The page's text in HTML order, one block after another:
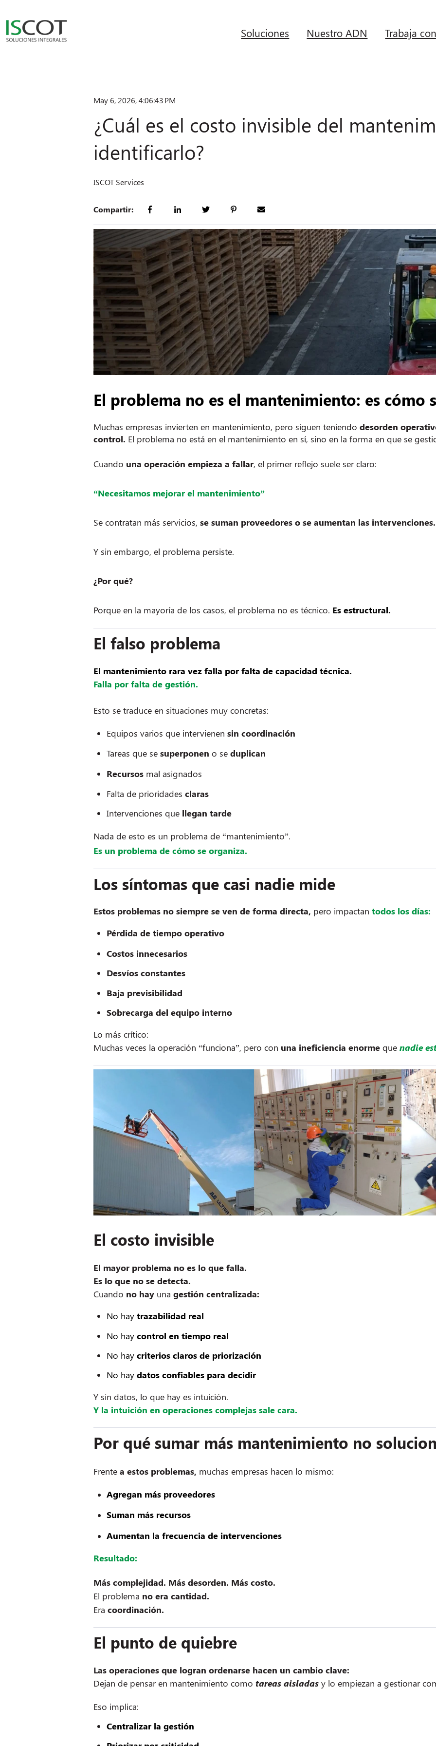
Soluciones Nuestro ADN Trabaja
May 6, 2026, 4:06:43 PM
¿Cuál es el costo invisible del
identificarlo?
ISCOT Services
Compartir:
El problema no es el mantenimiento: es cómo
Muchas empresas invierten en mantenimiento, pero siguen teniendo desorden
control. El problema no está en el mantenimiento en sí, sino en la forma en que se
Cuando una operación empieza a fallar, el primer reflejo suele ser claro:
“Necesitamos mejorar el mantenimiento”
Se contratan más servicios, se suman proveedores o se aumentan las intervenciones.
Y sin embargo, el problema persiste.
¿Por qué?
Porque en la mayoría de los casos, el problema no es técnico. Es estructural.
El falso problema
El mantenimiento rara vez falla por falta de capacidad técnica.
Falla por falta de gestión.
Esto se traduce en situaciones muy concretas:
Equipos varios que intervienensin coordinación
Tareas que sesuperponen o seduplican
Recursos mal asignados
Falta de prioridadesclaras
Intervenciones que llegan tarde
Nada de esto es un problema de “mantenimiento”.
Es un problema de cómo se organiza.
Los síntomas que casi nadie mide
Estos problemas no siempre se ven de forma directa, pero impactan todos los días:
Pérdida de tiempo operativo
Costos innecesarios
Desvíos constantes
Baja previsibilidad
Sobrecarga del equipo interno
Lo más crítico:
Muchas veces la operación “funciona”, pero con una ineficiencia enorme que nadie
El costo invisible
El mayor problema no es lo que falla.
Es lo que no se detecta.
Cuando no hay una gestión centralizada:
No hay trazabilidad real
No haycontrol en tiempo real
No haycriterios claros de priorización
No haydatos confiables para decidir
Y sin datos, lo que hay es intuición.
Y la intuición en operaciones complejas sale cara.
Por qué sumar más mantenimiento no
Frente a estos problemas, muchas empresas hacen lo mismo:
Agregan más proveedores
Suman más recursos
Aumentan la frecuencia de intervenciones
Resultado:
Más complejidad. Más desorden. Más costo.
El problema no era cantidad.
Era coordinación.
El punto de quiebre
Las operaciones que logran ordenarse hacen un cambio clave:
Dejan de pensar en mantenimiento como tareas aisladas y lo empiezan a gestionar
Eso implica:
Centralizar la gestión